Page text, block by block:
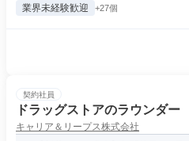
業界未経験歓迎 +27個
契約社員
ドラッグストアのラウンダー
キャリア＆リープス株式会社